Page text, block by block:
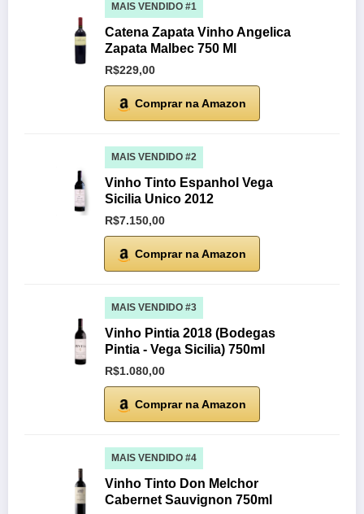
MAIS VENDIDO #1
Catena Zapata Vinho Angelica
Zapata Malbec 750 Ml
R$229,00
Comprar na Amazon
MAIS VENDIDO #2
Vinho Tinto Espanhol Vega
Sicilia Unico 2012
R$7.150,00
Comprar na Amazon
MAIS VENDIDO #3
Vinho Pintia 2018 (Bodegas
Pintia - Vega Sicilia) 750ml
R$1.080,00
Comprar na Amazon
MAIS VENDIDO #4
Vinho Tinto Don Melchor
Cabernet Sauvignon 750ml